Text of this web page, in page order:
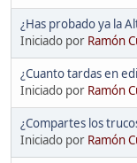
¿Has probado ya la
Iniciado por Ramón
¿Cuanto tardas en
Iniciado por Ramón
¿Compartes los
Iniciado por Ramón